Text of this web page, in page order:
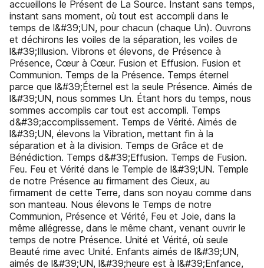
accueillons le Présent de La Source. Instant sans temps,
instant sans moment, où tout est accompli dans le
temps de l&#39;UN, pour chacun (chaque Un). Ouvrons
et déchirons les voiles de la séparation, les voiles de
l&#39;Illusion. Vibrons et élevons, de Présence à
Présence, Cœur à Cœur. Fusion et Effusion. Fusion et
Communion. Temps de la Présence. Temps éternel
parce que l&#39;Éternel est la seule Présence. Aimés de
l&#39;UN, nous sommes Un. Étant hors du temps, nous
sommes accomplis car tout est accompli. Temps
d&#39;accomplissement. Temps de Vérité. Aimés de
l&#39;UN, élevons la Vibration, mettant fin à la
séparation et à la division. Temps de Grâce et de
Bénédiction. Temps d&#39;Effusion. Temps de Fusion.
Feu. Feu et Vérité dans le Temple de l&#39;UN. Temple
de notre Présence au firmament des Cieux, au
firmament de cette Terre, dans son noyau comme dans
son manteau. Nous élevons le Temps de notre
Communion, Présence et Vérité, Feu et Joie, dans la
même allégresse, dans le même chant, venant ouvrir le
temps de notre Présence. Unité et Vérité, où seule
Beauté rime avec Unité. Enfants aimés de l&#39;UN,
aimés de l&#39;UN, l&#39;heure est à l&#39;Enfance,